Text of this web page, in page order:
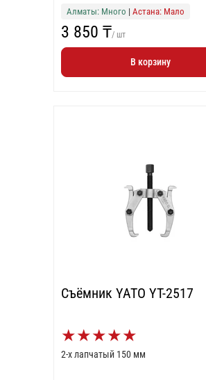
Алматы: Много | Астана: Мало
3 850 ₸/ шт
В корзину
Съёмник YATO YT-2517
★★★★★
2-х лапчатый 150 мм